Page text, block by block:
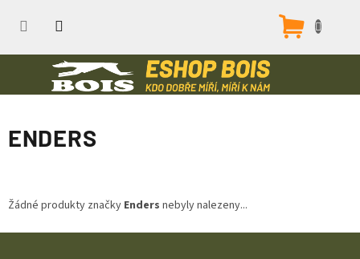
ENDERS
Žádné produkty značky Enders nebyly nalezeny...